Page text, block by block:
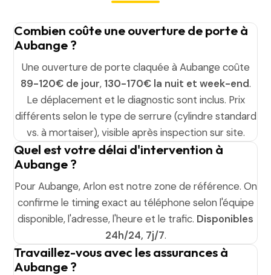
Combien coûte une ouverture de porte à
Aubange ?
Une ouverture de porte claquée à Aubange coûte
89-120€ de jour, 130-170€ la nuit et week-end.
Le déplacement et le diagnostic sont inclus. Prix
différents selon le type de serrure (cylindre standard
vs. à mortaiser), visible après inspection sur site.
Quel est votre délai d'intervention à
Aubange ?
Pour Aubange, Arlon est notre zone de référence. On
confirme le timing exact au téléphone selon l'équipe
disponible, l'adresse, l'heure et le trafic. Disponibles
24h/24, 7j/7.
Travaillez-vous avec les assurances à
Aubange ?